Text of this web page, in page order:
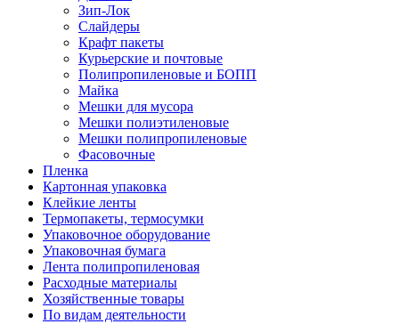
Зип-Лок
Слайдеры
Крафт пакеты
Курьерские и почтовые
Полипропиленовые и БОПП
Майка
Мешки для мусора
Мешки полиэтиленовые
Мешки полипропиленовые
Фасовочные
Пленка
Картонная упаковка
Клейкие ленты
Термопакеты, термосумки
Упаковочное оборудование
Упаковочная бумага
Лента полипропиленовая
Расходные материалы
Хозяйственные товары
По видам деятельности